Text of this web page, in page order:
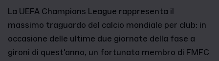
La UEFA Champions League rappresenta il
massimo traguardo del calcio mondiale per club: in
occasione delle ultime due giornate della fase a
gironi di quest'anno, un fortunato membro di FMFC